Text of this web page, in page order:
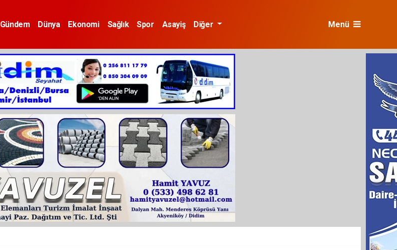
Gündem Dünya Ekonomi Sağlık Spor Asayiş Diğer Menü